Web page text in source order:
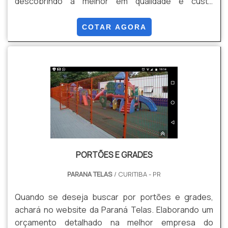
os profissionais especializados da Paraná Telas o
cliente conseguirá proteção com soluções para
necessário para a fixação deste tipo de cercamento.
MAIS INFORM...
COTAR AGORA
PORTÕES E GRADES
PARANA TELAS / CURITIBA - PR
Quando se deseja buscar por portões e grades,
achará no website da Paraná Telas. Elaborando um
orçamento detalhado na melhor empresa do